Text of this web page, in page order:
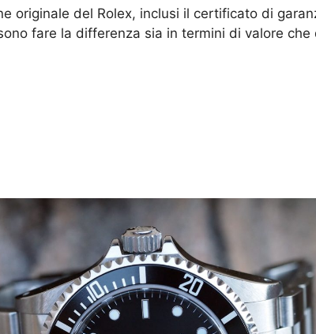
originale del Rolex, inclusi il certificato di
fare la differenza sia in termini di valore che